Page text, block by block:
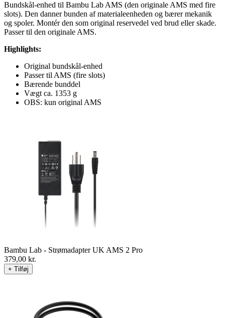
Bundskål-enhed til Bambu Lab AMS (den originale AMS med fire
slots). Den danner bunden af materialeenheden og bærer mekanik
og spoler. Montér den som original reservedel ved brud eller skade.
Passer til den originale AMS.
Highlights:
Original bundskål-enhed
Passer til AMS (fire slots)
Bærende bunddel
Vægt ca. 1353 g
OBS: kun original AMS
Bambu Lab - Strømadapter UK AMS 2 Pro
379,00 kr.
+ Tilføj